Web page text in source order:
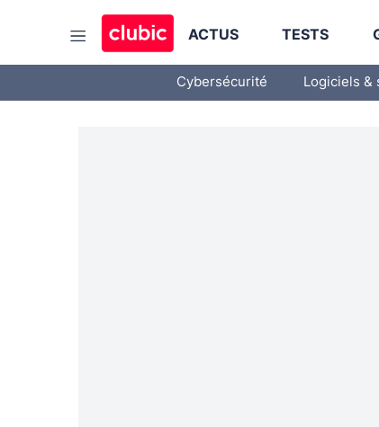
ACTUS TESTS
Cybersécurité Logiciels &